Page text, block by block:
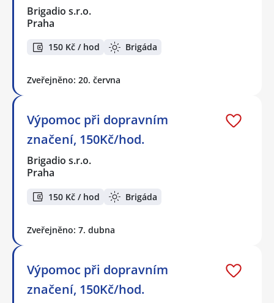
Brigadio s.r.o.
Praha
150 Kč / hod Brigáda
Zveřejněno: 20. června
Výpomoc při dopravním
značení, 150Kč/hod.
Brigadio s.r.o.
Praha
150 Kč / hod Brigáda
Zveřejněno: 7. dubna
Výpomoc při dopravním
značení, 150Kč/hod.